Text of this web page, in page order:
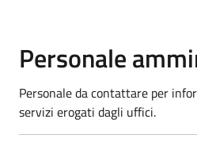
Personale
Personale da contattare per
servizi erogati dagli uffici.